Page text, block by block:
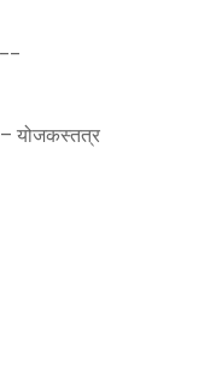
योजकस्तत्र